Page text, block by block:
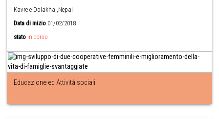
Kavre e Dolakha ,Nepal
Data di inizio 01/02/2018
stato in corso
Educazione ed Attività sociali